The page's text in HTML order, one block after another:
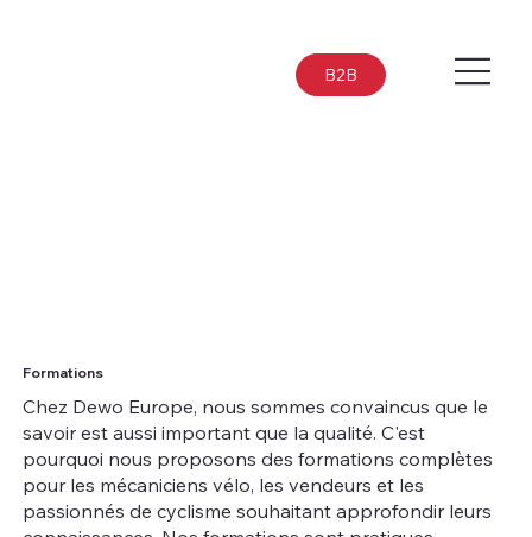
B2B
Formations
Chez Dewo Europe, nous sommes convaincus que le
savoir est aussi important que la qualité. C'est
pourquoi nous proposons des formations complètes
pour les mécaniciens vélo, les vendeurs et les
passionnés de cyclisme souhaitant approfondir leurs